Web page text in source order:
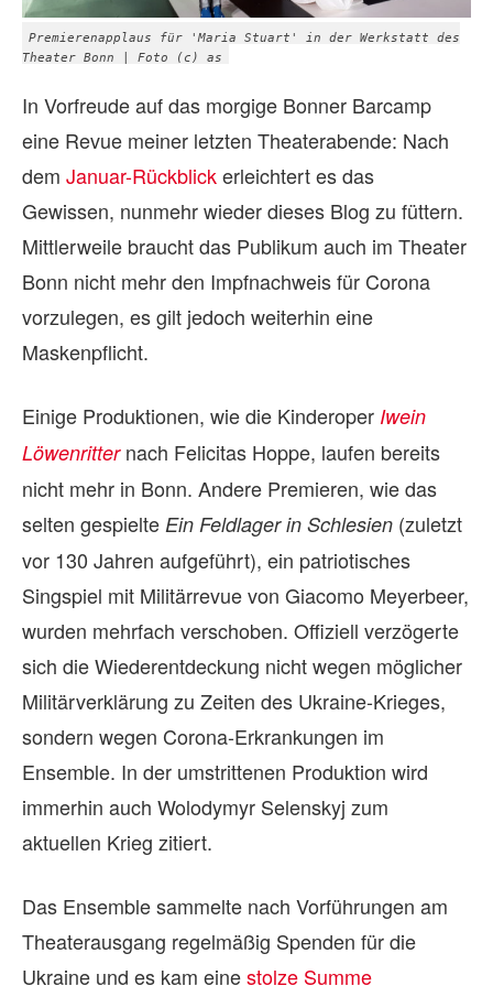
Premierenapplaus für 'Maria Stuart' in der Werkstatt des
Theater Bonn | Foto (c) as
In Vorfreude auf das morgige Bonner Barcamp
eine Revue meiner letzten Theaterabende: Nach
dem Januar-Rückblickerleichtert es das
Gewissen, nunmehr wieder dieses Blog zu füttern.
Mittlerweile braucht das Publikum auch im Theater
Bonn nicht mehr den Impfnachweis für Corona
vorzulegen, es gilt jedoch weiterhin eine
Maskenpflicht.
Einige Produktionen, wie die Kinderoper Iwein
Löwenritter nach Felicitas Hoppe, laufen bereits
nicht mehr in Bonn. Andere Premieren, wie das
selten gespielte Ein Feldlager in Schlesien (zuletzt
vor 130 Jahren aufgeführt), ein patriotisches
Singspiel mit Militärrevue von Giacomo Meyerbeer,
wurden mehrfach verschoben. Offiziell verzögerte
sich die Wiederentdeckung nicht wegen möglicher
Militärverklärung zu Zeiten des Ukraine-Krieges,
sondern wegen Corona-Erkrankungen im
Ensemble. In der umstrittenen Produktion wird
immerhin auch Wolodymyr Selenskyj zum
aktuellen Krieg zitiert.
Das Ensemble sammelte nach Vorführungen am
Theaterausgang regelmäßig Spenden für die
Ukraine und es kam einestolze Summe